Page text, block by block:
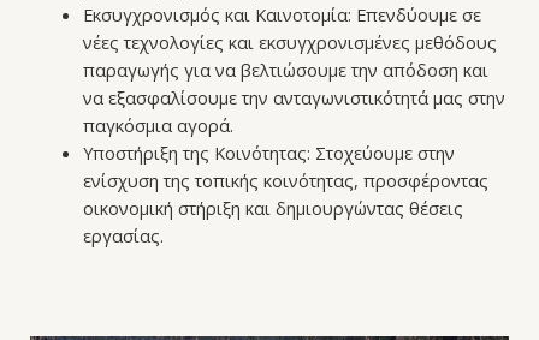
Εκσυγχρονισμός και Καινοτομία: Επενδύουμε σε
νέες τεχνολογίες και εκσυγχρονισμένες μεθόδους
παραγωγής για να βελτιώσουμε την απόδοση και
να εξασφαλίσουμε την ανταγωνιστικότητά μας στην
παγκόσμια αγορά.
Υποστήριξη της Κοινότητας: Στοχεύουμε στην
ενίσχυση της τοπικής κοινότητας, προσφέροντας
οικονομική στήριξη και δημιουργώντας θέσεις
εργασίας.